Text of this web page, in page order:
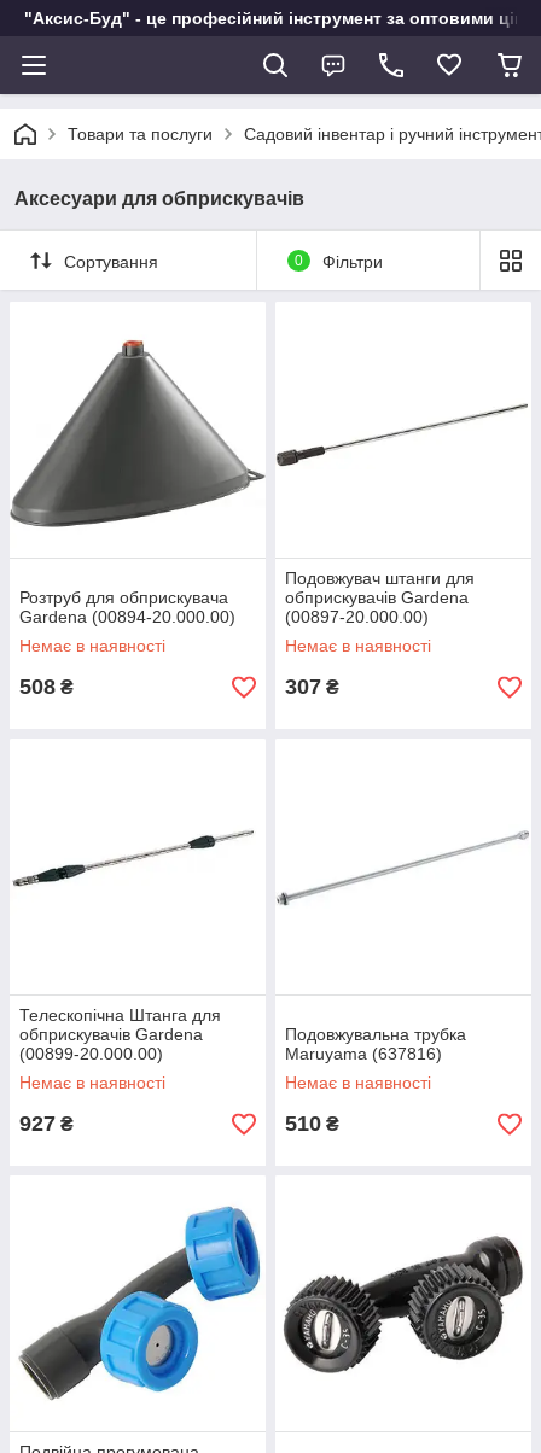
"Аксис-Буд" - це професійний інструмент за оптовими
Товари та послуги Садовий інвентар і ручний
Аксесуари для обприскувачів
Сортування 0 Фільтри
Розтруб для обприскувача
Gardena (00894-20.000.00)
Немає в наявності
508 ₴
Подовжувач штанги для
обприскувачів Gardena
(00897-20.000.00)
Немає в наявності
307 ₴
Телескопічна Штанга для
обприскувачів Gardena
(00899-20.000.00)
Немає в наявності
927 ₴
Подовжувальна трубка
Maruyama (637816)
Немає в наявності
510 ₴